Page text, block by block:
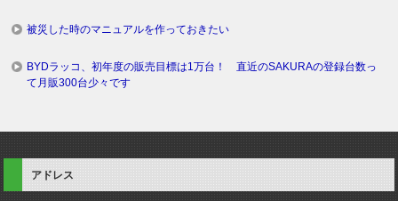
被災した時のマニュアルを作っておきたい
BYDラッコ、初年度の販売目標は1万台！ 直近のSAKURAの登録台数っ
て月販300台少々です
アドレス